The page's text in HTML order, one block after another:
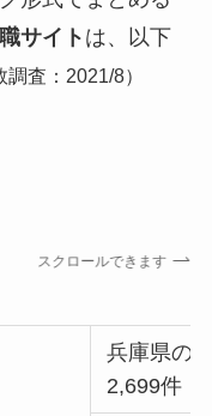
サイトは、以下
査：2021/8）
スクロールできます
兵庫県の
2,699件